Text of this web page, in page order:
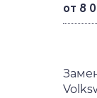
от 8